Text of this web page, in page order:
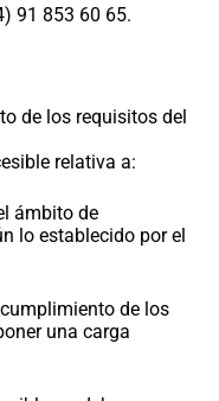
91 853 60 65.
de los requisitos del
relativa a:
ámbito de
lo establecido por el
de los
una carga